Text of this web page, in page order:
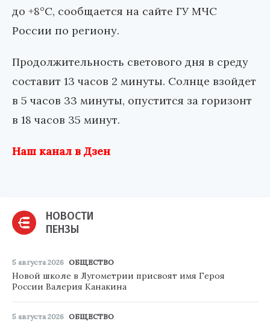
до +8°С, сообщается на сайте ГУ МЧС
России по региону.
Продолжительность светового дня в среду
составит 13 часов 2 минуты. Солнце взойдет
в 5 часов 33 минуты, опустится за горизонт
в 18 часов 35 минут.
Наш канал в Дзен
НОВОСТИ
ПЕНЗЫ
5 августа 2026 ОБЩЕСТВО
Новой школе в Лугометрии присвоят имя Героя
России Валерия Канакина
5 августа 2026 ОБЩЕСТВО